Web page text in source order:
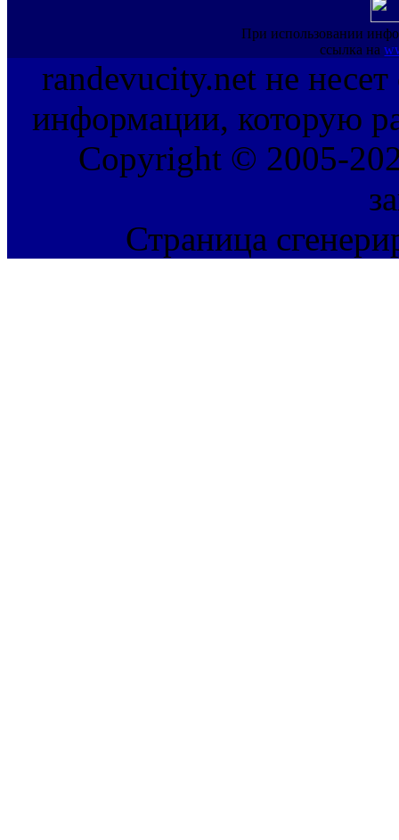
При использовании
ссылка на
randevucity.net не несет
информации, которую
Copyright © 2005-
Страница